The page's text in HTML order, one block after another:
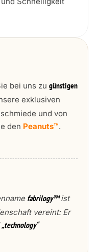
bei uns zu günstigen
exklusiven
und von
den Peanuts™.
fabrilogy™ist
vereint: Er
„technology“